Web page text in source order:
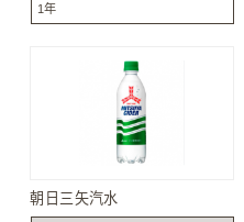
1年
朝日三矢汽水